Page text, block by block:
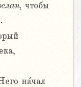
чтобы
на́чал